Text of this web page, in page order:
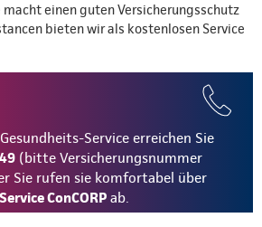
einen guten Versicherungsschutz
bieten wir als kostenlosen Service
Service erreichen Sie
(bitte Versicherungsnummer
Sie rufen sie komfortabel über
ConCORP ab.